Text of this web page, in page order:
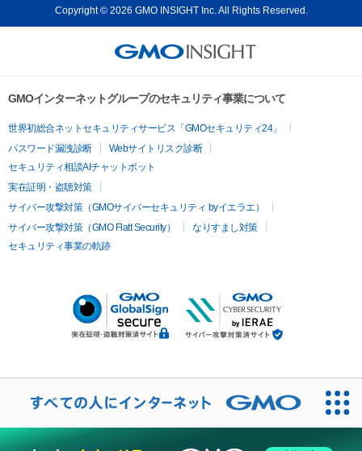
Copyright © 2026 GMO INSIGHT Inc. All Rights Reserved.
GMOインターネットグループのセキュリティ事業について
世界初総合ネットセキュリティサービス「GMOセキュリティ24」
パスワード漏洩診断
Webサイトリスク診断
セキュリティ相談AIチャットボット
実在証明・盗聴対策
サイバー攻撃対策（GMOサイバーセキュリティ byイエラエ）
サイバー攻撃対策（GMO Flatt Security）
なりすまし対策
セキュリティ事業の軌跡